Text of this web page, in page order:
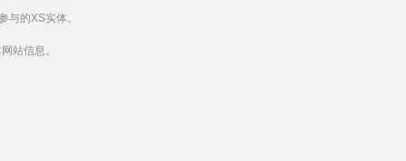
与的XS实体。
站信息。